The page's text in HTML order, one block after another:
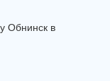
Обнинск в